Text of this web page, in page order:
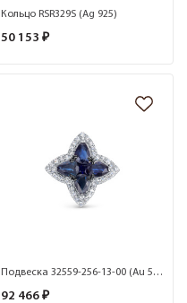
Кольцо RSR329S (Ag 925)
50 153 ₽
Подвеска 32559-256-13-00 (Au 585)
92 466 ₽